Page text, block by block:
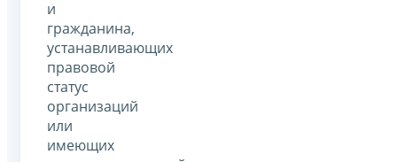
и
гражданина,
устанавливающих
правовой
статус
организаций
или
имеющих